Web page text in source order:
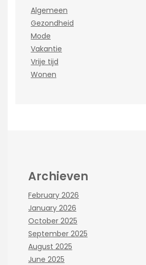
Algemeen
Gezondheid
Mode
Vakantie
Vrije tijd
Wonen
Archieven
February 2026
January 2026
October 2025
September 2025
August 2025
June 2025